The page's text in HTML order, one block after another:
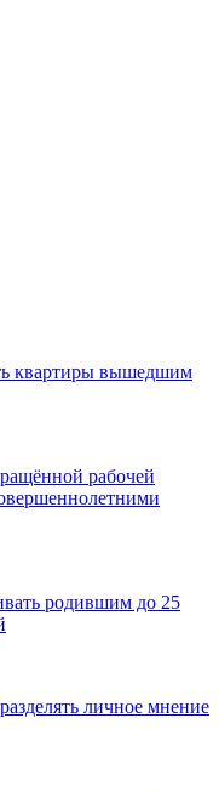
квартиры вышедшим
рабочей
родившим до 25
личное мнение